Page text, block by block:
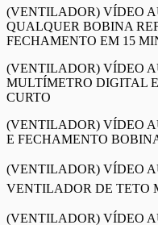
(VENTILADOR) VÍDEO
QUALQUER BOBINA
FECHAMENTO EM 15
(VENTILADOR) VÍDEO
MULTÍMETRO DIGITAL
CURTO
(VENTILADOR) VÍDEO
E FECHAMENTO
(VENTILADOR) VÍDEO
VENTILADOR DE TETO
(VENTILADOR) VÍDEO